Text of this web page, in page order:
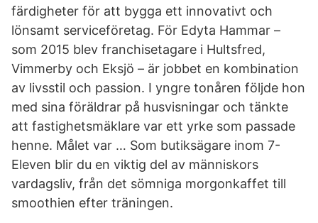
färdigheter för att bygga ett innovativt och
lönsamt serviceföretag. För Edyta Hammar –
som 2015 blev franchisetagare i Hultsfred,
Vimmerby och Eksjö – är jobbet en kombination
av livsstil och passion. I yngre tonåren följde hon
med sina föräldrar på husvisningar och tänkte
att fastighetsmäklare var ett yrke som passade
henne. Målet var … Som butiksägare inom 7-
Eleven blir du en viktig del av människors
vardagsliv, från det sömniga morgonkaffet till
smoothien efter träningen.